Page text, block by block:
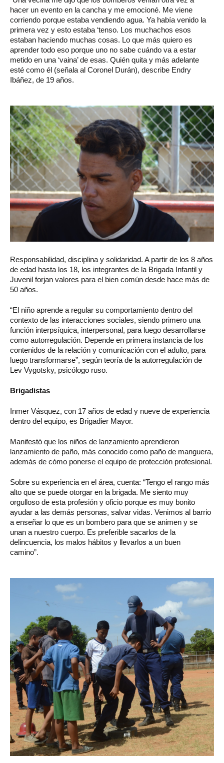
hacer un evento en la cancha y me emocioné. Me viene
corriendo porque estaba vendiendo agua. Ya había venido la
primera vez y esto estaba ‘tenso. Los muchachos esos
estaban haciendo muchas cosas. Lo que más quiero es
aprender todo eso porque uno no sabe cuándo va a estar
metido en una ‘vaina’ de esas. Quién quita y más adelante
esté como él (señala al Coronel Durán), describe Endry
Ibáñez, de 19 años.
Responsabilidad, disciplina y solidaridad. A partir de los 8 años
de edad hasta los 18, los integrantes de la Brigada Infantil y
Juvenil forjan valores para el bien común desde hace más de
50 años.
“El niño aprende a regular su comportamiento dentro del
contexto de las interacciones sociales, siendo primero una
función interpsíquica, interpersonal, para luego desarrollarse
como autorregulación. Depende en primera instancia de los
contenidos de la relación y comunicación con el adulto, para
luego transformarse”, según teoría de la autorregulación de
Lev Vygotsky, psicólogo ruso.
Brigadistas
Inmer Vásquez, con 17 años de edad y nueve de experiencia
dentro del equipo, es Brigadier Mayor.
Manifestó que los niños de lanzamiento aprendieron
lanzamiento de paño, más conocido como paño de manguera,
además de cómo ponerse el equipo de protección profesional.
Sobre su experiencia en el área, cuenta: “Tengo el rango más
alto que se puede otorgar en la brigada. Me siento muy
orgulloso de esta profesión y oficio porque es muy bonito
ayudar a las demás personas, salvar vidas. Venimos al barrio
a enseñar lo que es un bombero para que se animen y se
unan a nuestro cuerpo. Es preferible sacarlos de la
delincuencia, los malos hábitos y llevarlos a un buen
camino”.